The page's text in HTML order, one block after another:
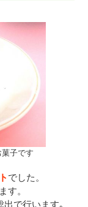
子です
でした。
す。
出で行います｡